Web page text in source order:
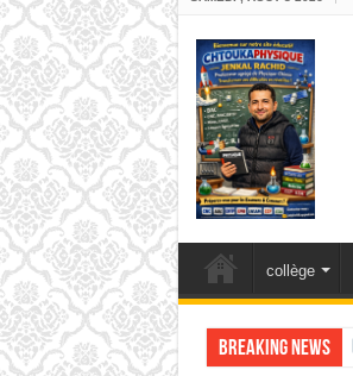
collège
Breaking News